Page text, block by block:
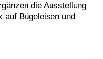
die Ausstellung
auf Bügeleisen und